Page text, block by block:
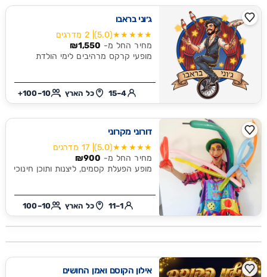
ג׳וני בראבו
★★★★★
(5.0)
| 2 מדרגים
מחיר החל מ- ₪1,550
מופעי קרקס מרהיבים לימי הולדת
4–15 כל הארץ 10–100+
דורוני מקרוני
★★★★★
(5.0)
| 17 מדרגים
מחיר החל מ- ₪900
מופע הפעלת קסמים, ליצנות ותוכן חינוכי
1–11 כל הארץ 10–100
אילון הקוסם ואמן החושים